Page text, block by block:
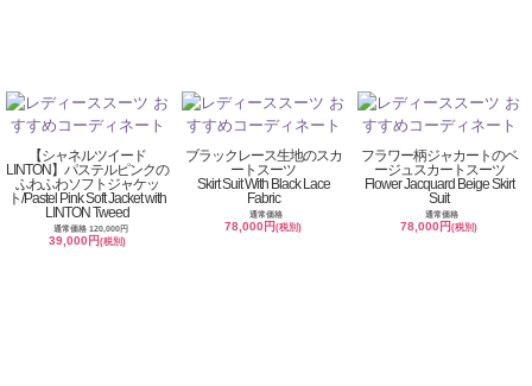
【シャネルツイード
LINTON】パステルピンクの
ふわふわソフトジャケッ
ト/Pastel Pink Soft Jacket with
LINTON Tweed
通常価格 120,000円
39,000円(税別)
ブラックレース生地のスカ
ートスーツ
Skirt Suit With Black Lace
Fabric
通常価格
78,000円(税別)
フラワー柄ジャカートのベ
ージュスカートスーツ
Flower Jacquard Beige Skirt
Suit
通常価格
78,000円(税別)